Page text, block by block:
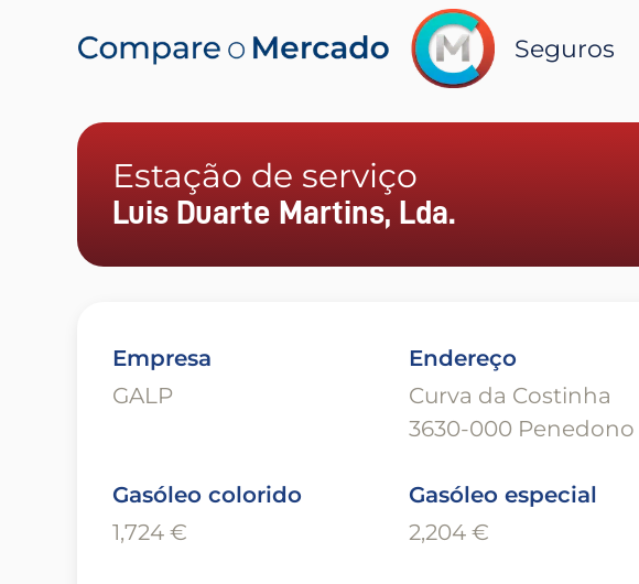
Seguros
Estação de serviço
Luis Duarte Martins, Lda.
Empresa
GALP
Endereço
Curva da Costinha
3630-000 Penedono
Gasóleo colorido
1,724 €
Gasóleo especial
2,204 €